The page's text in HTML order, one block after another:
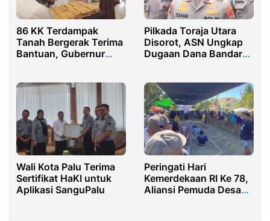
86 KK Terdampak
Tanah Bergerak Terima
Bantuan, Gubernur
Pengungsian!
Pilkada Toraja Utara
Disorot, ASN Ungkap
Dugaan Dana Bandar
Wali Kota Palu Terima
Sertifikat HaKI untuk
Aplikasi SanguPalu
Peringati Hari
Kemerdekaan RI Ke 78,
Aliansi Pemuda Desa